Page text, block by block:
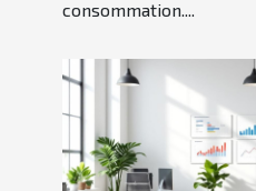
consommation....